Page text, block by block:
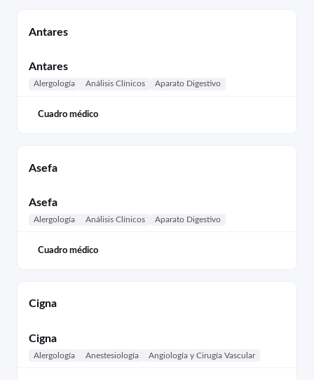
Antares
Antares
Alergología Análisis Clínicos Aparato Digestivo
Cuadro médico
Asefa
Asefa
Alergología Análisis Clínicos Aparato Digestivo
Cuadro médico
Cigna
Cigna
Alergología Anestesiología Angiología y Cirugía Vascular